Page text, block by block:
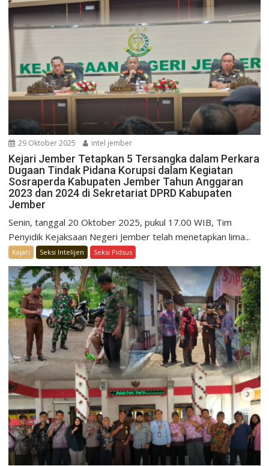
29 Oktober 2025 intel jember
Kejari Jember Tetapkan 5 Tersangka dalam Perkara
Dugaan Tindak Pidana Korupsi dalam Kegiatan
Sosraperda Kabupaten Jember Tahun Anggaran
2023 dan 2024 di Sekretariat DPRD Kabupaten
Jember
Senin, tanggal 20 Oktober 2025, pukul 17.00 WIB, Tim
Penyidik Kejaksaan Negeri Jember telah menetapkan lima...
Kajari Seksi Intelijen Seksi Pidsus